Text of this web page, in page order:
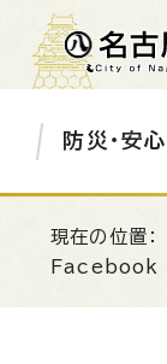
防災・安
現在の位置：
Facebook